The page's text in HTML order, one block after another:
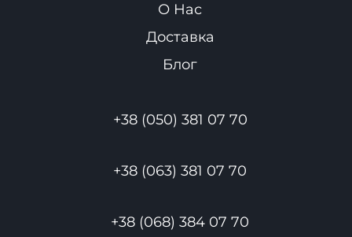
О Нас
Доставка
Блог
+38 (050) 381 07 70
+38 (063) 381 07 70
+38 (068) 384 07 70